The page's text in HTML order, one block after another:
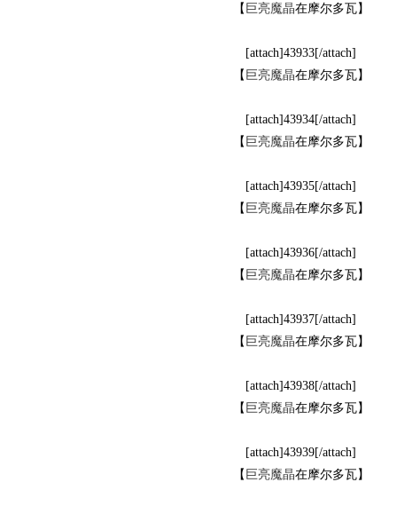
【 巨亮魔晶在摩尔多瓦】
[attach]43933[/attach]
【 巨亮魔晶在摩尔多瓦】
[attach]43934[/attach]
【 巨亮魔晶在摩尔多瓦】
[attach]43935[/attach]
【 巨亮魔晶在摩尔多瓦】
[attach]43936[/attach]
【 巨亮魔晶在摩尔多瓦】
[attach]43937[/attach]
【 巨亮魔晶在摩尔多瓦】
[attach]43938[/attach]
【 巨亮魔晶在摩尔多瓦】
[attach]43939[/attach]
【 巨亮魔晶在摩尔多瓦】